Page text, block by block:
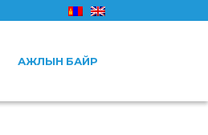
АЖЛЫН БАЙР